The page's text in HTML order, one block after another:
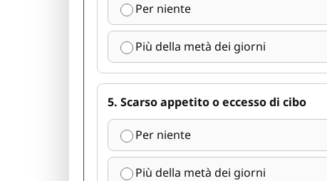
Per niente
Più della metà dei giorni
5. Scarso appetito o eccesso di cibo
Per niente
Più della metà dei giorni